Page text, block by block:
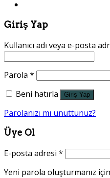
Giriş Yap
Kullanıcı adı veya e-posta
Parola *
Beni hatırla
Giriş Yap
Parolanızı mı unuttunuz?
Üye Ol
E-posta adresi *
Yeni parola oluşturmanız